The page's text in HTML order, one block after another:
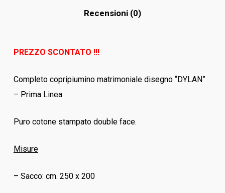
Recensioni (0)
PREZZO SCONTATO !!!
Completo copripiumino matrimoniale disegno “DYLAN”
– Prima Linea
Puro cotone stampato double face.
Misure
– Sacco: cm. 250 x 200